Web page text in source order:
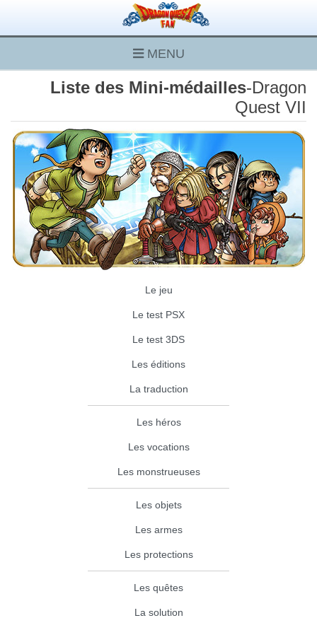
MENU
Liste des Mini-médailles-Dragon
Quest VII
Le jeu
Le test PSX
Le test 3DS
Les éditions
La traduction
Les héros
Les vocations
Les monstrueuses
Les objets
Les armes
Les protections
Les quêtes
La solution